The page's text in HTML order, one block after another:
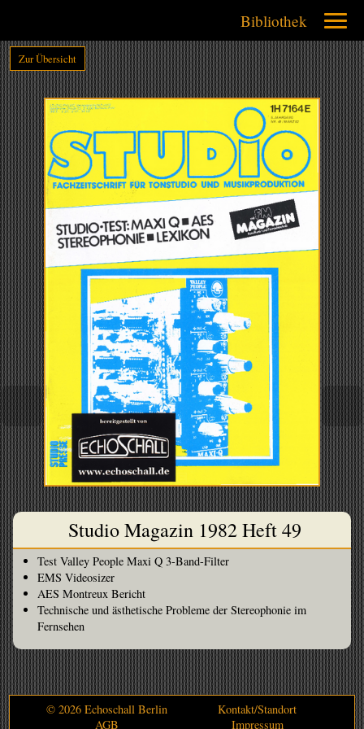
Bibliothek
Studio Magazin 1982 Heft 49
Test Valley People Maxi Q 3-Band-Filter
EMS Videosizer
AES Montreux Bericht
Technische und ästhetische Probleme der Stereophonie im
Fernsehen
Zur Übersicht
© 2026 Echoschall Berlin
Kontakt/Standort
AGB
Impressum